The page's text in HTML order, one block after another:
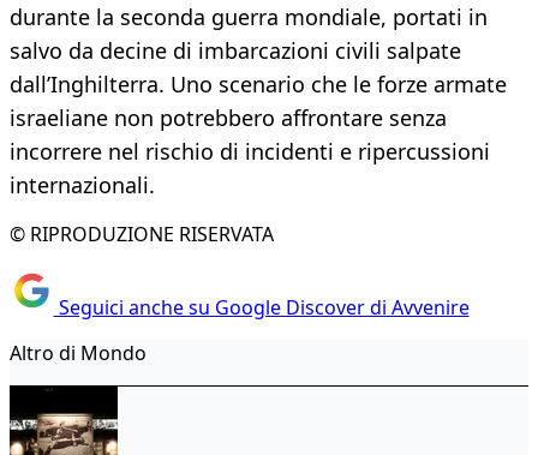
durante la seconda guerra mondiale, portati in
salvo da decine di imbarcazioni civili salpate
dall’Inghilterra. Uno scenario che le forze armate
israeliane non potrebbero affrontare senza
incorrere nel rischio di incidenti e ripercussioni
internazionali.
© RIPRODUZIONE RISERVATA
Seguici anche su Google Discover di Avvenire
Altro di Mondo